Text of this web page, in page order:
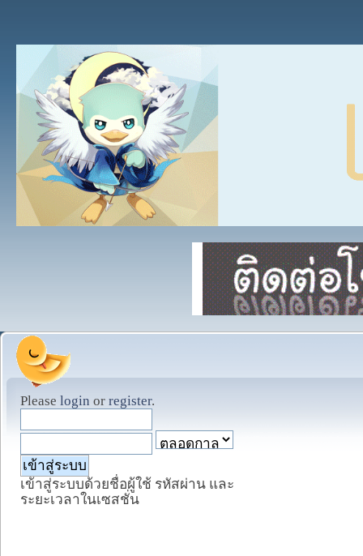
Please login or register.
เข้าสู่ระบบด้วยชื่อผู้ใช้ รหัสผ่าน และ
ระยะเวลาในเซสชั่น